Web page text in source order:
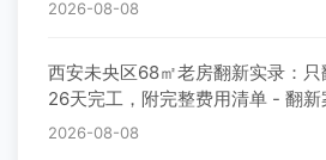
2026-08-08
西安未央区68㎡老房翻新实录：只
26天完工，附完整费用清单 - 翻新
2026-08-08